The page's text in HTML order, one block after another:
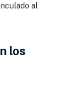
al
los